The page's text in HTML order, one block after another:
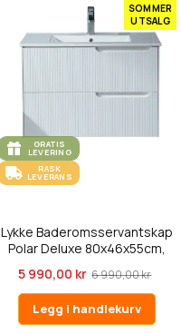
SOMMER
UTSALG
GRATIS
LEVERING
RASK
LEVERANS
Lykke Baderomsservantskap
Polar Deluxe 80x46x55cm,
5 990,00 kr 6 990,00 kr
Legg i handlekurv